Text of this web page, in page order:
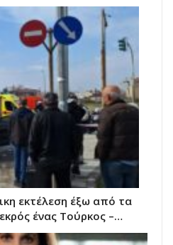
εκτέλεση έξω από τα
ένας Τούρκος –…